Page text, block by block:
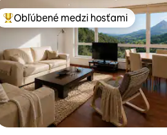
Najobľúbenejšie medzi hosťami
Obľúbené medzi hosťami